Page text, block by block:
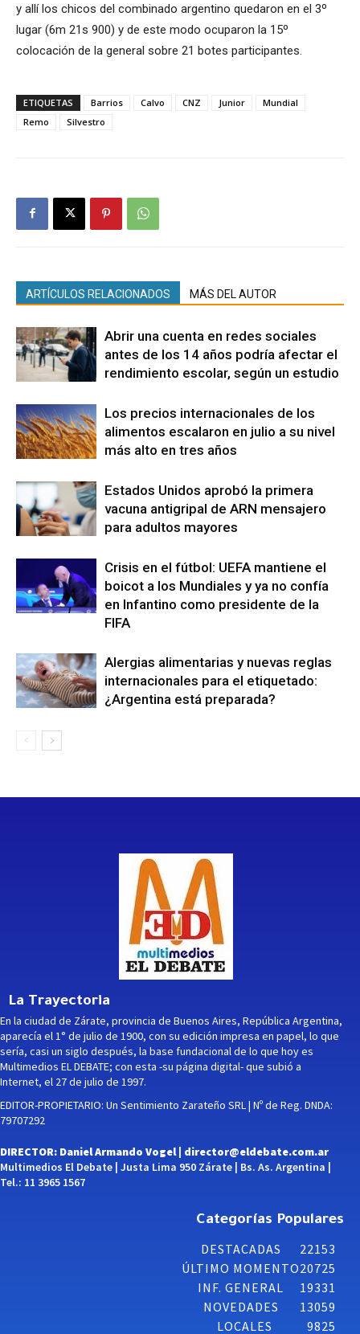
y allí los chicos del combinado argentino quedaron en el 3º
lugar (6m 21s 900) y de este modo ocuparon la 15º
colocación de la general sobre 21 botes participantes.
ETIQUETAS Barrios Calvo CNZ Junior
Mundial
Remo
Silvestro
ARTÍCULOS RELACIONADOS MÁS DEL AUTOR
Abrir una cuenta en redes sociales
antes de los 14 años podría afectar el
rendimiento escolar, según un estudio
Los precios internacionales de los
alimentos escalaron en julio a su nivel
más alto en tres años
Estados Unidos aprobó la primera
vacuna antigripal de ARN mensajero
para adultos mayores
Crisis en el fútbol: UEFA mantiene el
boicot a los Mundiales y ya no confía
en Infantino como presidente de la
FIFA
Alergias alimentarias y nuevas reglas
internacionales para el etiquetado:
¿Argentina está preparada?
La Trayectoria
En la ciudad de Zárate, provincia de Buenos Aires, República Argentina,
aparecía el 1° de julio de 1900, con su edición impresa en papel, lo que
sería, casi un siglo después, la base fundacional de lo que hoy es
Multimedios EL DEBATE; con esta -su página digital- que subió a
Internet, el 27 de julio de 1997.
EDITOR-PROPIETARIO: Un Sentimiento Zarateño SRL | Nº de Reg. DNDA:
79707292
DIRECTOR: Daniel Armando Vogel | director@eldebate.com.ar
Multimedios El Debate | Justa Lima 950 Zárate | Bs. As. Argentina |
Tel.: 11 3965 1567
Categorías Populares
DESTACADAS
22153
ÚLTIMO MOMENTO20725
INF. GENERAL
19331
NOVEDADES
13059
LOCALES
9825